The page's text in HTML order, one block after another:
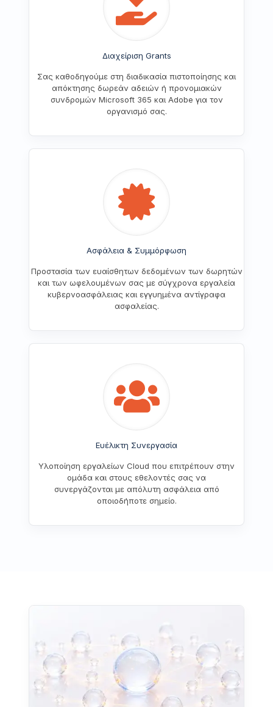
Διαχείριση Grants
Σας καθοδηγούμε στη διαδικασία πιστοποίησης και
απόκτησης δωρεάν αδειών ή προνομιακών
συνδρομών Microsoft 365 και Adobe για τον
οργανισμό σας.
Ασφάλεια & Συμμόρφωση
Προστασία των ευαίσθητων δεδομένων των δωρητών
και των ωφελουμένων σας με σύγχρονα εργαλεία
κυβερνοασφάλειας και εγγυημένα αντίγραφα
ασφαλείας.
Ευέλικτη Συνεργασία
Υλοποίηση εργαλείων Cloud που επιτρέπουν στην
ομάδα και στους εθελοντές σας να
συνεργάζονται με απόλυτη ασφάλεια από
οποιοδήποτε σημείο.